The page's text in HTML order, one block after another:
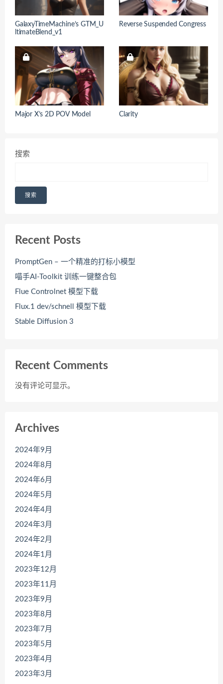
GalaxyTimeMachine’s GTM_U
ltimateBlend_v1
Reverse Suspended Congress
Major X’s 2D POV Model Clarity
搜索
搜索
Recent Posts
PromptGen – 一个精准的打标小模型
喵手AI-Toolkit 训练一键整合包
Flue Controlnet 模型下载
Flux.1 dev/schnell 模型下载
Stable Diffusion 3
Recent Comments
没有评论可显示。
Archives
2024年9月
2024年8月
2024年6月
2024年5月
2024年4月
2024年3月
2024年2月
2024年1月
2023年12月
2023年11月
2023年9月
2023年8月
2023年7月
2023年5月
2023年4月
2023年3月